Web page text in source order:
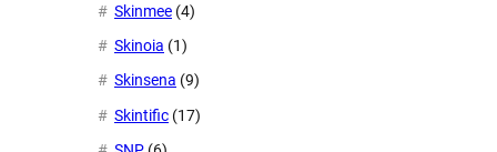
Skinmee (4)
Skinoia (1)
Skinsena (9)
Skintific (17)